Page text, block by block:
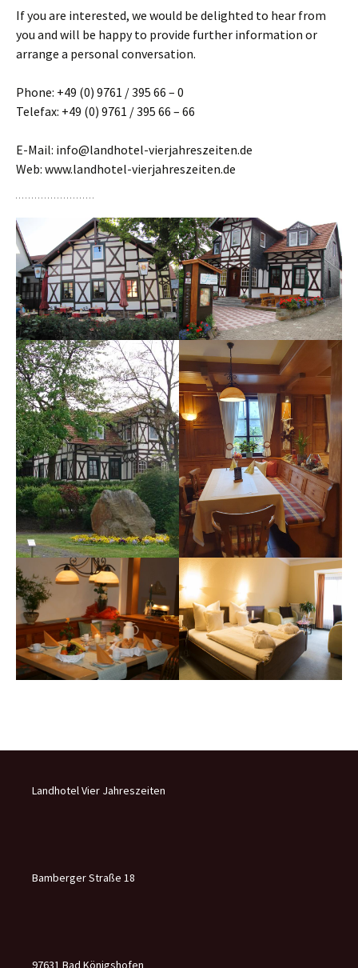
If you are interested, we would be delighted to hear from
you and will be happy to provide further information or
arrange a personal conversation.
Phone: +49 (0) 9761 / 395 66 – 0
Telefax: +49 (0) 9761 / 395 66 – 66
E-Mail: info@landhotel-vierjahreszeiten.de
Web: www.landhotel-vierjahreszeiten.de
Landhotel Vier Jahreszeiten
Bamberger Straße 18
97631 Bad Königshofen